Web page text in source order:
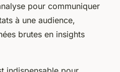
pour communiquer
à une audience,
brutes en insights